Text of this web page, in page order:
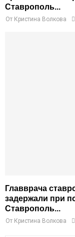
Ставрополь...
От Кристина Волкова
Главврача
задержали при
Ставрополь...
От Кристина Волкова